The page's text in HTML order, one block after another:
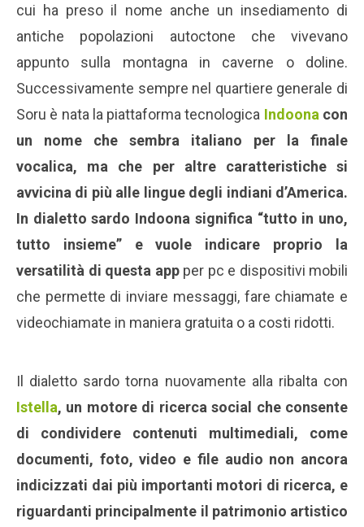
cui ha preso il nome anche un insediamento di
antiche popolazioni autoctone che vivevano
appunto sulla montagna in caverne o doline.
Successivamente sempre nel quartiere generale di
Soru è nata la piattaforma tecnologica Indoona con
un nome che sembra italiano per la finale
vocalica, ma che per altre caratteristiche si
avvicina di più alle lingue degli indiani d’America.
In dialetto sardo Indoona significa “tutto in uno,
tutto insieme” e vuole indicare proprio la
versatilità di questa appper pc e dispositivi mobili
che permette di inviare messaggi, fare chiamate e
videochiamate in maniera gratuita o a costi ridotti.
Il dialetto sardo torna nuovamente alla ribalta con
Istella, un motore di ricerca social che consente
di condividere contenuti multimediali, come
documenti, foto, video e file audio non ancora
indicizzati dai più importanti motori di ricerca, e
riguardanti principalmente il patrimonio artistico